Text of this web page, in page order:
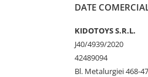
DATE
KIDOTOYS S.R.L.
J40/4939/2020
42489094
Bl. Metalurgiei 468-